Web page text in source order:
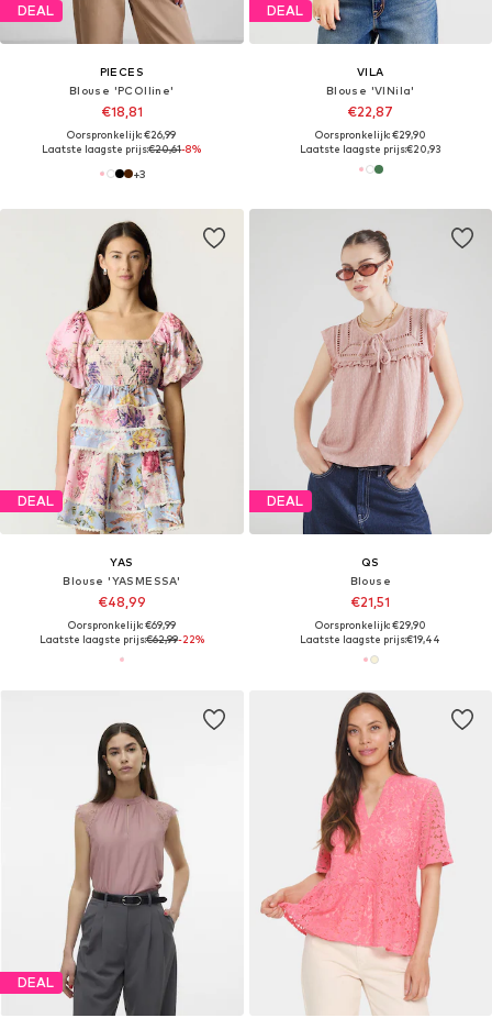
DEAL
PIECES
Blouse 'PCOlline'
€18,81
Oorspronkelijk: €26,99
Laatste laagste prijs:€20,61-8%
+3
DEAL
VILA
Blouse 'VINila'
€22,87
Oorspronkelijk: €29,90
Laatste laagste prijs:€20,93
DEAL
YAS
Blouse 'YASMESSA'
€48,99
Oorspronkelijk: €69,99
Laatste laagste prijs:€62,99-22%
DEAL
QS
Blouse
€21,51
Oorspronkelijk: €29,90
Laatste laagste prijs:€19,44
DEAL